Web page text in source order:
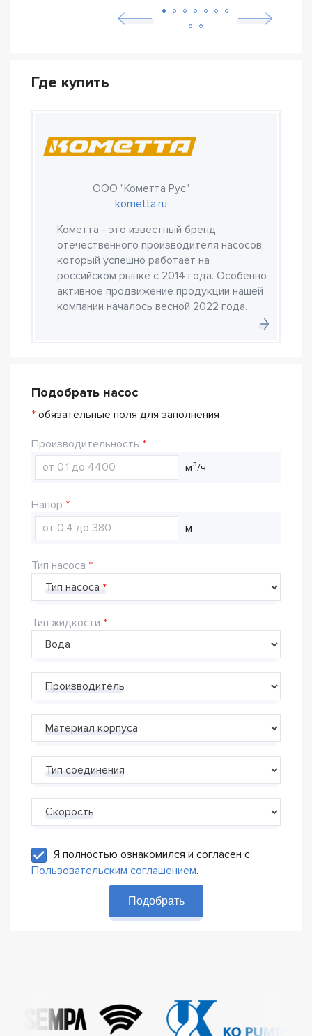
Где купить
ООО "Кометта Рус"
kometta.ru
Кометта - это известный бренд
отечественного производителя насосов,
который успешно работает на
российском рынке с 2014 года. Особенно
активное продвижение продукции нашей
компании началось весной 2022 года.
Подобрать насос
* обязательные поля для заполнения
Производительность
м³/ч
Напор
м
Тип насоса
Тип насоса
Тип жидкости
Производитель
Материал корпуса
Тип соединения
Скорость
Я полностью ознакомился и согласен с
Пользовательским соглашением.
Подобрать